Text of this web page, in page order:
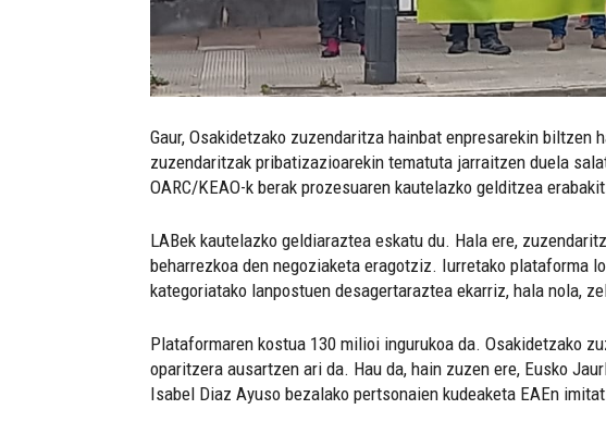
Gaur, Osakidetzako zuzendaritza hainbat enpresarekin
zuzendaritzak pribatizazioarekin tematuta jarraitzen duela
OARC/KEAO-k berak prozesuaren kautelazko gelditzea
LABek kautelazko geldiaraztea eskatu du. Hala ere,
beharrezkoa den negoziaketa eragotziz. Iurretako plataforma
kategoriatako lanpostuen desagertaraztea ekarriz, hala nola,
Plataformaren kostua 130 milioi ingurukoa da. Osakidetzako
oparitzera ausartzen ari da. Hau da, hain zuzen ere, Eusko
Isabel Diaz Ayuso bezalako pertsonaien kudeaketa EAEn